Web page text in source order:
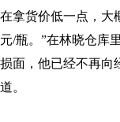
在拿货价低一点，大
元/瓶。”在林晓仓库
损面，他已经不再向
道。